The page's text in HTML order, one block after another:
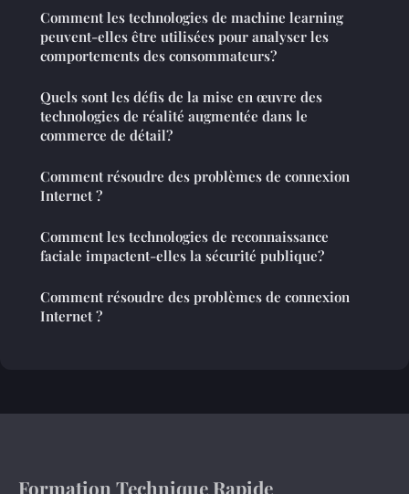
Comment les technologies de machine learning
peuvent-elles être utilisées pour analyser les
comportements des consommateurs?
Quels sont les défis de la mise en œuvre des
technologies de réalité augmentée dans le
commerce de détail?
Comment résoudre des problèmes de connexion
Internet ?
Comment les technologies de reconnaissance
faciale impactent-elles la sécurité publique?
Comment résoudre des problèmes de connexion
Internet ?
Formation Technique Rapide